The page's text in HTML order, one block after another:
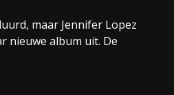
maar Jennifer Lopez
nieuwe album uit. De